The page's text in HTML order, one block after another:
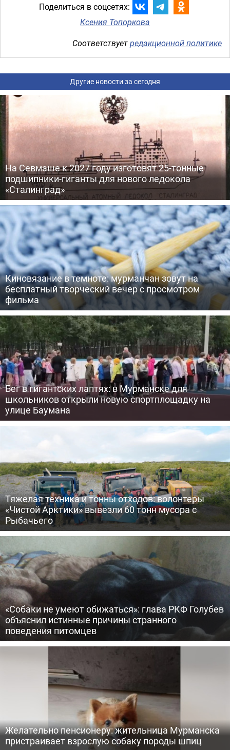
Поделиться в соцсетях:
Ксения Топоркова
Соответствуетредакционной политике
Другие новости за сегодня
На Севмаше к 2027 году изготовят 25-тонные
подшипники-гиганты для нового ледокола
«Сталинград»
Киновязание в темноте: мурманчан зовут на
бесплатный творческий вечер с просмотром
фильма
Бег в гигантских лаптях: в Мурманске для
школьников открыли новую спортплощадку на
улице Баумана
Тяжелая техника и тонны отходов: волонтеры
«Чистой Арктики» вывезли 60 тонн мусора с
Рыбачьего
«Собаки не умеют обижаться»: глава РКФ Голубев
объяснил истинные причины странного
поведения питомцев
Желательно пенсионеру: жительница Мурманска
пристраивает взрослую собаку породы шпиц